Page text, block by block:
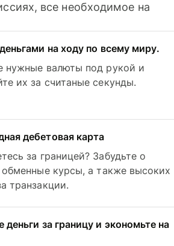
все необходимое на
на ходу по всему миру.
нужные валюты под рукой и
их за считаные секунды.
дебетовая карта
за границей? Забудьте о
обменные курсы, а также высоких
транзакции.
деньги за границу и экономьте на